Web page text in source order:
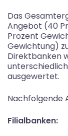
Das
Angebot (40
Prozent
Gewichtung)
Direktbanken
ausgewertet.
Nachfolgende
Filialbanken: